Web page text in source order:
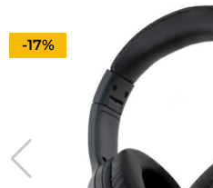
Priset är nedsatt med
-17%